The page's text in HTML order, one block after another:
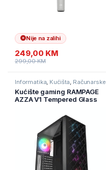
Nije na zalihi
249,00 KM
299,00KM
Informatika, Kućišta, Računarske
Komponente
Kućište gaming RAMPAGE
AZZA V1 Tempered Glass
12CM ARGB Fan ATX Mid-T
Gaming Player Case